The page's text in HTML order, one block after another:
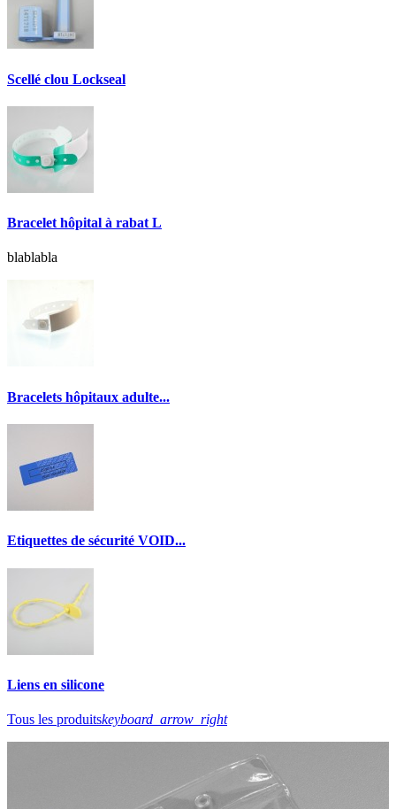
Scellé clou Lockseal
Bracelet hôpital à rabat L
blablabla
Bracelets hôpitaux adulte...
Etiquettes de sécurité VOID...
Liens en silicone
Tous les produitskeyboard_arrow_right